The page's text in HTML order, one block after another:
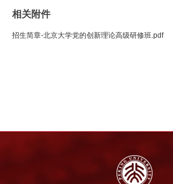
相关附件
招生简章-北京大学党的创新理论高级研修班.pdf